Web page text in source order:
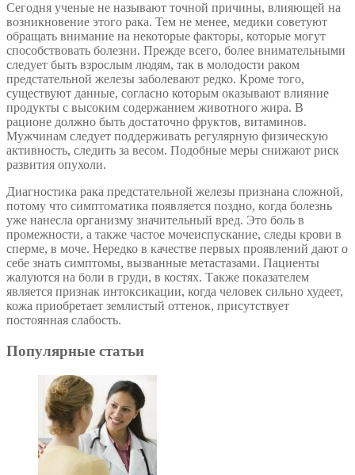
Сегодня ученые не называют точной причины, влияющей на
возникновение этого рака. Тем не менее, медики советуют
обращать внимание на некоторые факторы, которые могут
способствовать болезни. Прежде всего, более внимательными
следует быть взрослым людям, так в молодости раком
предстательной железы заболевают редко. Кроме того,
существуют данные, согласно которым оказывают влияние
продукты с высоким содержанием животного жира. В
рационе должно быть достаточно фруктов, витаминов.
Мужчинам следует поддерживать регулярную физическую
активность, следить за весом. Подобные меры снижают риск
развития опухоли.
Диагностика рака предстательной железы признана сложной,
потому что симптоматика появляется поздно, когда болезнь
уже нанесла организму значительный вред. Это боль в
промежности, а также частое мочеиспускание, следы крови в
сперме, в моче. Нередко в качестве первых проявлений дают о
себе знать симптомы, вызванные метастазами. Пациенты
жалуются на боли в груди, в костях. Также показателем
является признак интоксикации, когда человек сильно худеет,
кожа приобретает землистый оттенок, присутствует
постоянная слабость.
Популярные статьи